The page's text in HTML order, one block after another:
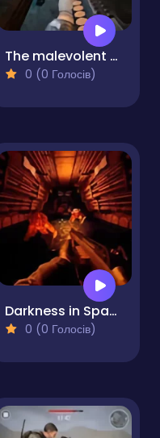
The malevolent mansion of evil
0 (0 Голосів)
Darkness in Spaceship
0 (0 Голосів)